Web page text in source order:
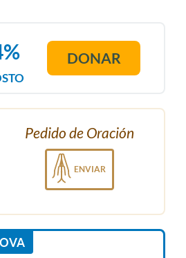
DONAR
Pedido de Oración
ENVIAR